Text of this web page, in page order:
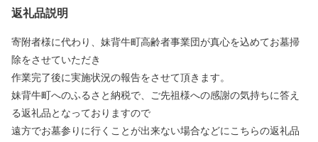
返礼品説明
寄附者様に代わり、妹背牛町高齢者事業団が真心を込めてお墓掃
除をさせていただき
作業完了後に実施状況の報告をさせて頂きます。
妹背牛町へのふるさと納税で、ご先祖様への感謝の気持ちに答え
る返礼品となっておりますので
遠方でお墓参りに行くことが出来ない場合などにこちらの返礼品